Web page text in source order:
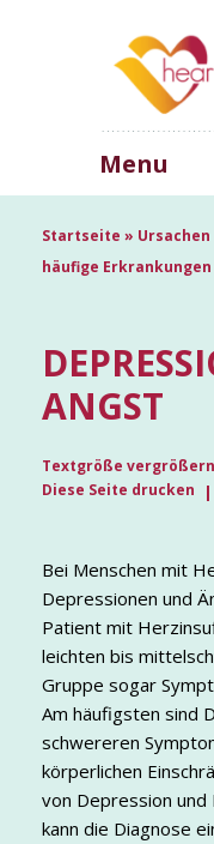
Menu
Startseite »
häufige Erkrankungen
ANGST
Textgröße vergrößern
Diese Seite drucken
Bei Menschen mit
Depressionen und
Patient mit
leichten bis
Gruppe sogar
Am häufigsten sind
schwereren
körperlichen
von Depression
kann die Diagnose